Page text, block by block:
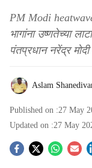
PM Modi
भागांना उष्णतेच्या
पंतप्रधान नरेंद्र
Aslam
Published on :27 May
Updated on :27 May
S